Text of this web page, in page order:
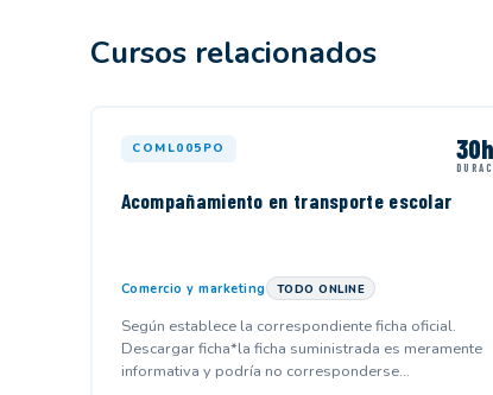
Cursos relacionados
COML005PO 30h
Acompañamiento en transporte escolar
Comercio y marketing TODO ONLINE
Según establece la correspondiente ficha oficial.
Descargar ficha*la ficha suministrada es meramente
informativa y podría no corresponderse...